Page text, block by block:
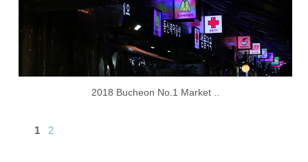
2018 Bucheon No.1 Market ..
1 2